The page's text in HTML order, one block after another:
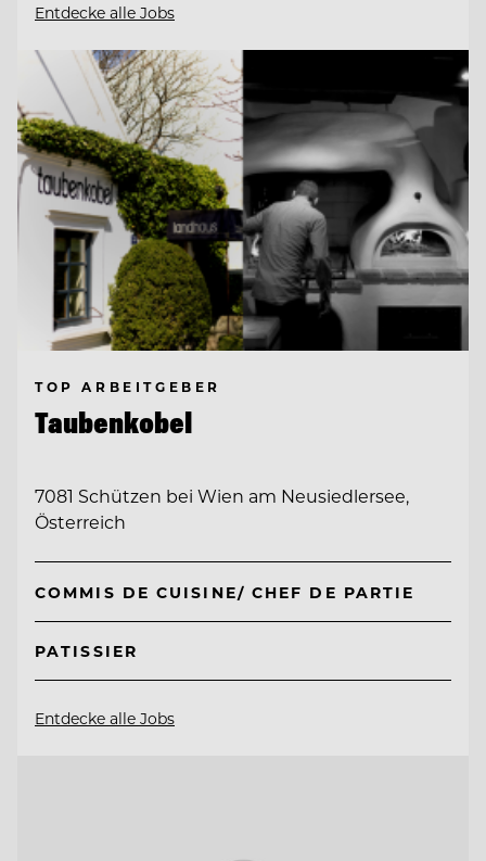
Entdecke alle Jobs
TOP ARBEITGEBER
Taubenkobel
7081 Schützen bei Wien am Neusiedlersee,
Österreich
COMMIS DE CUISINE/ CHEF DE PARTIE
PATISSIER
Entdecke alle Jobs